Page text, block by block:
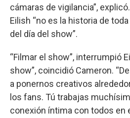
cámaras de vigilancia”,
Eilish “no es la historia de
del día del show”.
“Filmar el show”, interrumpió
show”, coincidió Cameron.
a ponernos creativos
los fans. Tú trabajas
conexión íntima con todos en